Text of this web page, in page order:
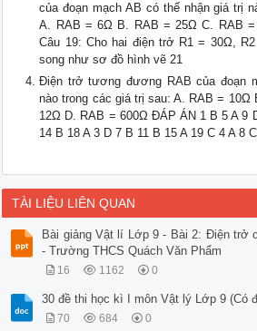
của đoạn mạch AB có thể nhận giá trị
A. RAB = 6Ω B. RAB = 25Ω C. RAB
Câu 19: Cho hai điện trở R1 = 30Ω,
song như sơ đồ hình vẽ 21
Điện trở tương đương RAB của đoạn
nào trong các giá trị sau: A. RAB =
12Ω D. RAB = 600Ω ĐÁP ÁN 1 B 5 A 9
14 B 18 A 3 D 7 B 11 B 15 A 19 C 4 A 8
TÀI LIỆU LIÊN QUAN
Bài giảng Vật lí Lớp 9 - Bài 2: Điện trở
- Trường THCS Quách Văn Phẩm
16 1162 0
30 đề thi học kì I môn Vật lý Lớp 9 (Có
70 684 0